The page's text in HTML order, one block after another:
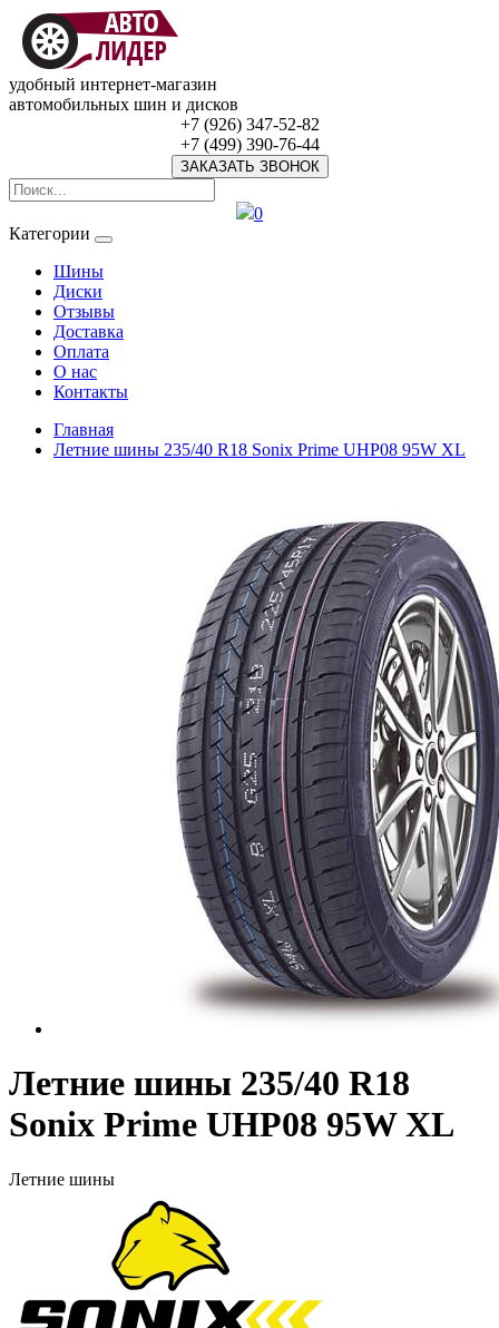
удобный интернет-магазин
автомобильных шин и дисков
+7 (926) 347-52-82
+7 (499) 390-76-44
ЗАКАЗАТЬ ЗВОНОК
0
Категории
Шины
Диски
Отзывы
Доставка
Оплата
О нас
Контакты
Главная
Летние шины 235/40 R18 Sonix Prime UHP08 95W XL
Летние шины 235/40 R18
Sonix Prime UHP08 95W XL
Летние шины